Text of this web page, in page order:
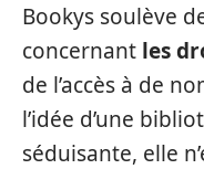
Bookys soulève
concernant les
de l’accès à de
l’idée d’une
séduisante, elle